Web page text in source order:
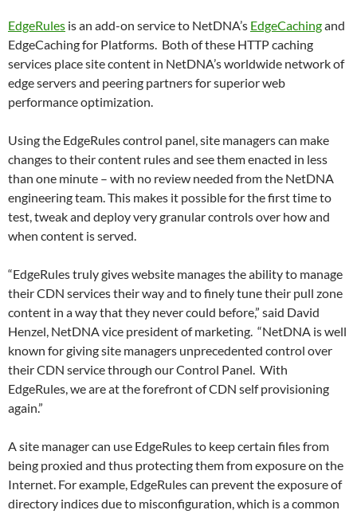
EdgeRules is an add-on service to NetDNA’s EdgeCachingand
EdgeCaching for Platforms. Both of these HTTP caching
services place site content in NetDNA’s worldwide network of
edge servers and peering partners for superior web
performance optimization.
Using the EdgeRules control panel, site managers can make
changes to their content rules and see them enacted in less
than one minute – with no review needed from the NetDNA
engineering team. This makes it possible for the first time to
test, tweak and deploy very granular controls over how and
when content is served.
“EdgeRules truly gives website manages the ability to manage
their CDN services their way and to finely tune their pull zone
content in a way that they never could before,” said David
Henzel, NetDNA vice president of marketing. “NetDNA is well
known for giving site managers unprecedented control over
their CDN service through our Control Panel. With
EdgeRules, we are at the forefront of CDN self provisioning
again.”
A site manager can use EdgeRules to keep certain files from
being proxied and thus protecting them from exposure on the
Internet. For example, EdgeRules can prevent the exposure of
directory indices due to misconfiguration, which is a common